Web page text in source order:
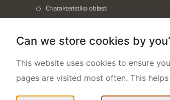
Charakteristika oblasti
Potřebuji vyřídit
Kontakty
Can we store cookies by
This website uses cookies to ensure
pages are visited most often. This